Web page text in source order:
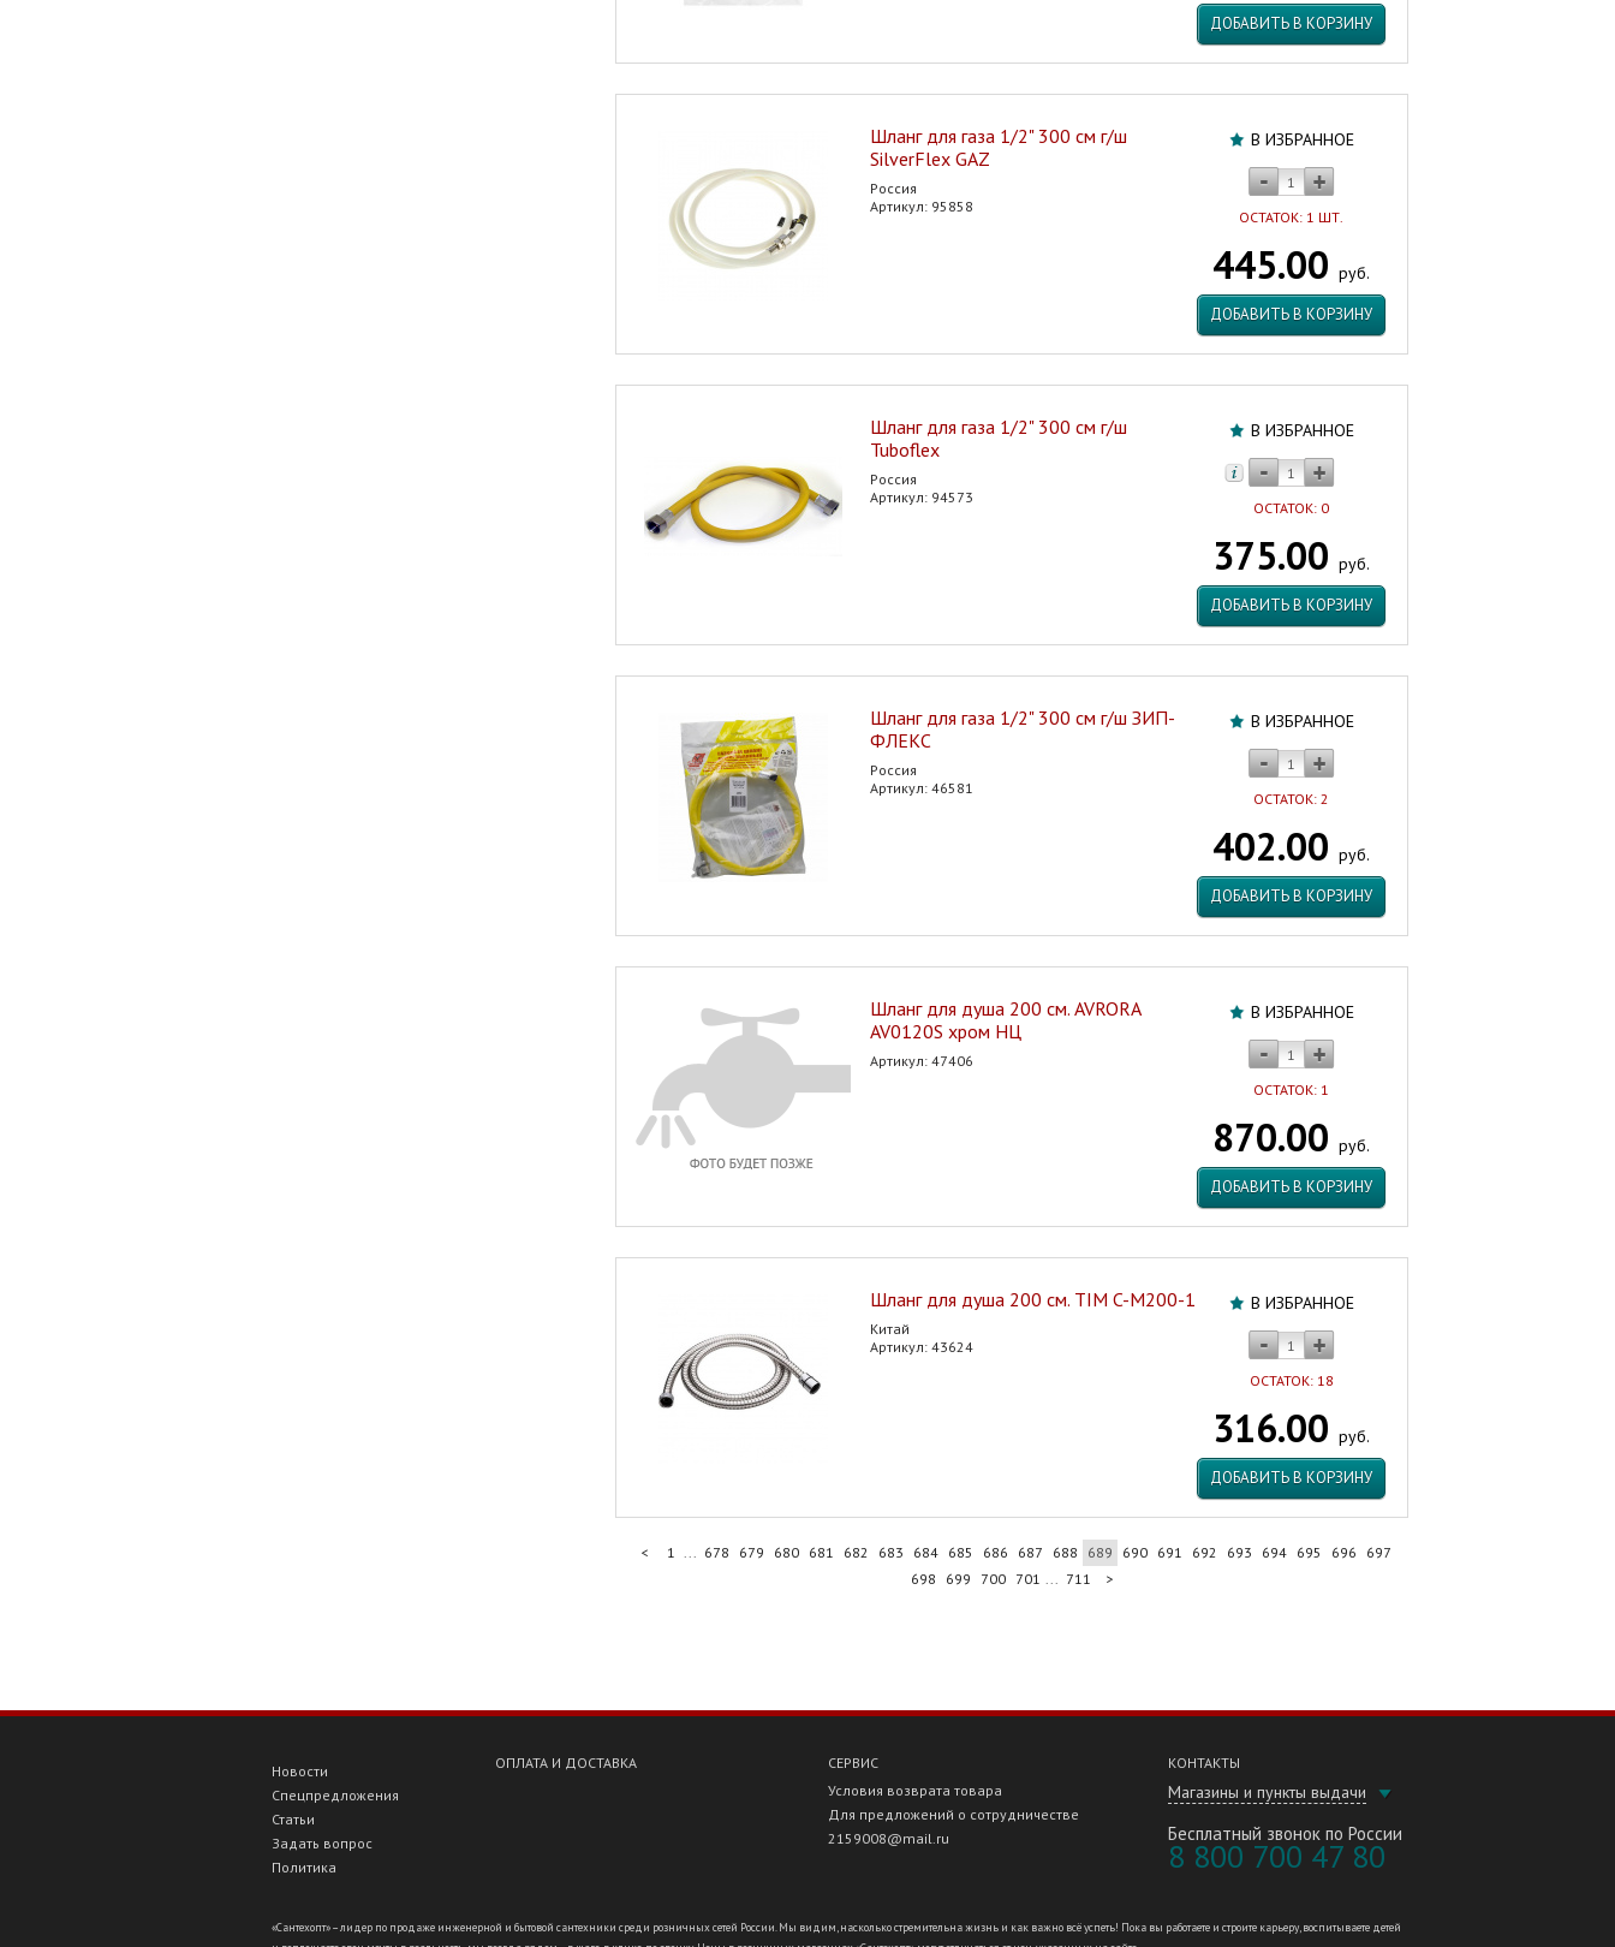
ДОБАВИТЬ В КОРЗИНУ
В ИЗБРАННОЕ
ОСТАТОК: 1 ШТ.
445.00 руб.
ДОБАВИТЬ В КОРЗИНУ
Шланг для газа 1/2" 300 см г/ш
SilverFlex GAZ
Россия
Артикул: 95858
В ИЗБРАННОЕ
ОСТАТОК: 0
375.00 руб.
ДОБАВИТЬ В КОРЗИНУ
Шланг для газа 1/2" 300 см г/ш
Tuboflex
Россия
Артикул: 94573
В ИЗБРАННОЕ
ОСТАТОК: 2
402.00 руб.
ДОБАВИТЬ В КОРЗИНУ
Шланг для газа 1/2" 300 см г/ш ЗИП-
ФЛЕКС
Россия
Артикул: 46581
В ИЗБРАННОЕ
ОСТАТОК: 1
870.00 руб.
ДОБАВИТЬ В КОРЗИНУ
Шланг для душа 200 см. AVRORA
AV0120S хром НЦ
Артикул: 47406
В ИЗБРАННОЕ
ОСТАТОК: 18
316.00 руб.
ДОБАВИТЬ В КОРЗИНУ
Шланг для душа 200 см. TIM C-M200-1
Китай
Артикул: 43624
< 1 ... 678 679 680 681 682 683 684 685 686 687 688 689 690 691 692 693 694 695 696
697
698
699 700 701 ... 711 >
КОНТАКТЫ
Магазины и пункты выдачи
Бесплатный звонок по России
8 800 700 47 80
Новости
Спецпредложения
Статьи
Задать вопрос
Политика
ОПЛАТА И ДОСТАВКА
СЕРВИС
Условия возврата товара
Для предложений о сотрудничестве
2159008@mail.ru
«Сантехопт» – лидер по продаже инженерной и бытовой сантехники среди розничных сетей России. Мы видим, насколько стремительна жизнь и как важно всё успеть! Пока вы работаете и строите карьеру, воспитываете детей